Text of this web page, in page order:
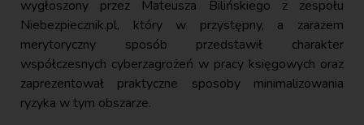
wygłoszony przez Mateusza Bilińskiego z zespołu
Niebezpiecznik.pl, który w przystępny, a zarazem
merytoryczny sposób przedstawił charakter
współczesnych cyberzagrożeń w pracy księgowych oraz
zaprezentował praktyczne sposoby minimalizowania
ryzyka w tym obszarze.